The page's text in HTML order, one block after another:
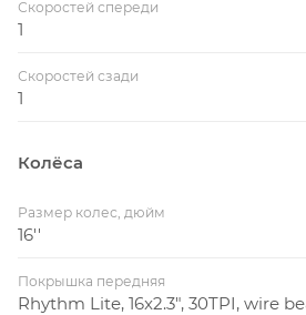
Скоростей спереди
1
Скоростей сзади
1
Колёса
Размер колес, дюйм
16''
Покрышка передняя
Rhythm Lite, 16x2.3", 30TPI, wire